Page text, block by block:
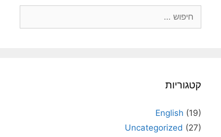
קטגוריות
English (19)
Uncategorized (27)